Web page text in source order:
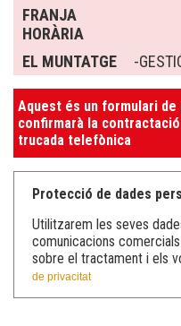
FRANJA
HORÀRIA
EL MUNTATGE
-
Aquest és un formulari de
confirmarà la
trucada telefònica
Protecció de dades
Utilitzarem les seves
comunicacions
sobre el tractament i els
de privacitat